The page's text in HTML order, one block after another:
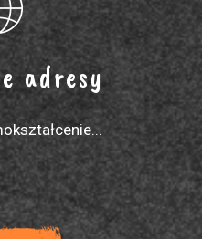
adresy